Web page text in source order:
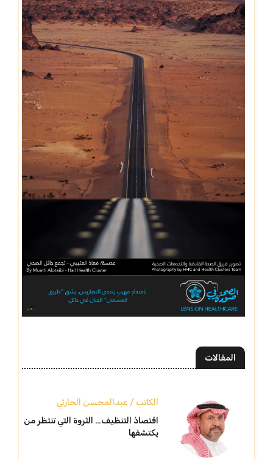
المقالات
الكاتب / عبدالمحسن الحارثي
اقتصادُ التنظيف… الثروة التي تنتظر من
يكتشفها